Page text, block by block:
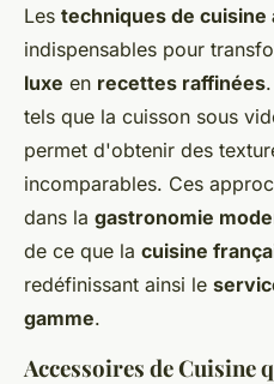
Les techniques de cuisine
indispensables pour
luxe en recettes raffinées
tels que la cuisson sous
permet d'obtenir des
incomparables. Ces
dans la gastronomie
de ce que la cuisine
redéfinissant ainsi le
gamme.
Accessoires de Cuisine